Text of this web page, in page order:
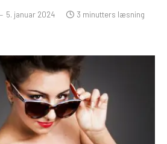
5. januar 2024 3 minutters læsning